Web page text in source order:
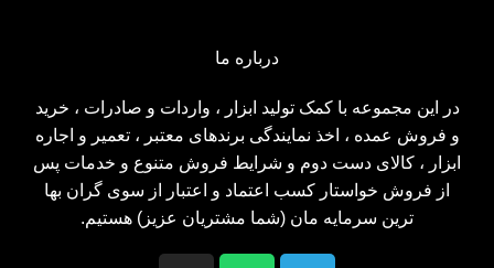
درباره ما
در این مجموعه با کمک تولید ابزار ، واردات و صادرات ، خرید
و فروش عمده ، اخذ نمایندگی برندهای معتبر ، تعمیر و اجاره
ابزار ، کالای دست دوم و شرایط فروش متنوع و خدمات پس
از فروش خواستار کسب اعتماد و اعتبار از سوی گران بها
ترین سرمایه مان (شما مشتریان عزیز) هستیم.